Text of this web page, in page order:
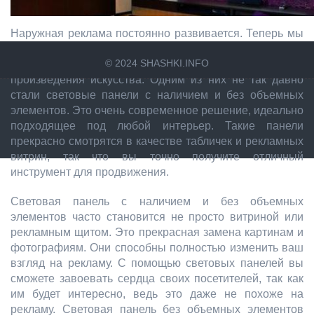
Наружная реклама постоянно развивается. Теперь мы
превращаем их в ультратонкие, изящные
произведения искусства. Одним из них не так давно
стали световые панели с наличием и без объемных
элементов. Это очень современное решение, идеально
подходящее под любой интерьер. Такие панели
прекрасно смотрятся в качестве табличек и рекламных
витрин, так что вы точно получите отличный
инструмент для продвижения.
Световая панель с наличием и без объемных
элементов часто становится не просто витриной или
рекламным щитом. Это прекрасная замена картинам и
фотографиям. Они способны полностью изменить ваш
взгляд на рекламу. С помощью световых панелей вы
сможете завоевать сердца своих посетителей, так как
им будет интересно, ведь это даже не похоже на
рекламу. Световая панель без объемных элементов
© 2024 SHASHKI.INFO